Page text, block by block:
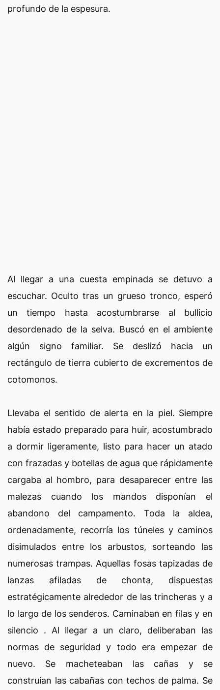
profundo de la espesura.
Al llegar a una cuesta empinada se detuvo a
escuchar. Oculto tras un grueso tronco, esperó
un tiempo hasta acostumbrarse al bullicio
desordenado de la selva. Buscó en el ambiente
algún signo familiar. Se deslizó hacia un
rectángulo de tierra cubierto de excrementos de
cotomonos.
Llevaba el sentido de alerta en la piel. Siempre
había estado preparado para huir, acostumbrado
a dormir ligeramente, listo para hacer un atado
con frazadas y botellas de agua que rápidamente
cargaba al hombro, para desaparecer entre las
malezas cuando los mandos disponían el
abandono del campamento. Toda la aldea,
ordenadamente, recorría los túneles y caminos
disimulados entre los arbustos, sorteando las
numerosas trampas. Aquellas fosas tapizadas de
lanzas afiladas de chonta, dispuestas
estratégicamente alrededor de las trincheras y a
lo largo de los senderos. Caminaban en filas y en
silencio . Al llegar a un claro, deliberaban las
normas de seguridad y todo era empezar de
nuevo. Se macheteaban las cañas y se
construían las cabañas con techos de palma. Se